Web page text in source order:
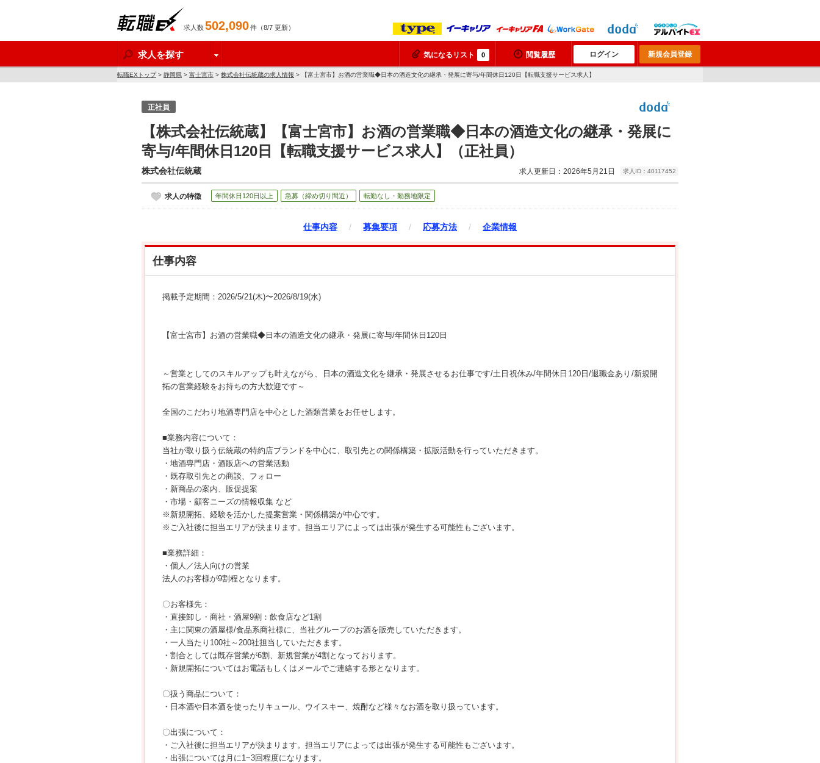
求人数502,090件（8/7 更新）
求人を探す 気になるリスト 0 閲覧履歴 ログイン 新規会員登録
転職EXトップ> 静岡県 > 富士宮市 > 株式会社伝統蔵の求人情報 > 【富士宮市】お酒の営業職◆日本の酒造文化の継承・発展に寄与/年間休日120日【転職支援サービス求人】
正社員
【株式会社伝統蔵】【富士宮市】お酒の営業職◆日本の酒造文化の継承・発展に
寄与/年間休日120日【転職支援サービス求人】（正社員）
株式会社伝統蔵 求人更新日：2026年5月21日 求人ID：40117452
求人の特徴 年間休日120日以上 急募（締め切り間近） 転勤なし・勤務地限定
仕事内容 / 募集要項 / 応募方法 / 企業情報
仕事内容
掲載予定期間：2026/5/21(木)〜2026/8/19(水)
【富士宮市】お酒の営業職◆日本の酒造文化の継承・発展に寄与/年間休日120日
～営業としてのスキルアップも叶えながら、日本の酒造文化を継承・発展させるお仕事です/土日祝休み/年間休日120日/退職金あり/新規開
拓の営業経験をお持ちの方大歓迎です～
全国のこだわり地酒専門店を中心とした酒類営業をお任せします。
■業務内容について：
当社が取り扱う伝統蔵の特約店ブランドを中心に、取引先との関係構築・拡販活動を行っていただきます。
・地酒専門店・酒販店への営業活動
・既存取引先との商談、フォロー
・新商品の案内、販促提案
・市場・顧客ニーズの情報収集 など
※新規開拓、経験を活かした提案営業・関係構築が中心です。
※ご入社後に担当エリアが決まります。担当エリアによっては出張が発生する可能性もございます。
■業務詳細：
・個人／法人向けの営業
法人のお客様が9割程となります。
〇お客様先：
・直接卸し・商社・酒屋9割：飲食店など1割
・主に関東の酒屋様/食品系商社様に、当社グループのお酒を販売していただきます。
・一人当たり100社～200社担当していただきます。
・割合としては既存営業が6割、新規営業が4割となっております。
・新規開拓についてはお電話もしくはメールでご連絡する形となります。
〇扱う商品について：
・日本酒や日本酒を使ったリキュール、ウイスキー、焼酎など様々なお酒を取り扱っています。
〇出張について：
・ご入社後に担当エリアが決まります。担当エリアによっては出張が発生する可能性もございます。
・出張については月に1~3回程度になります。